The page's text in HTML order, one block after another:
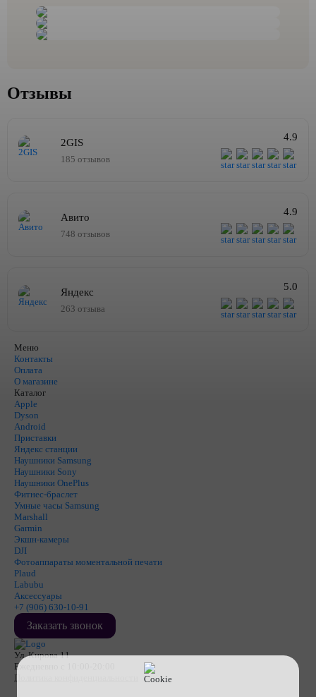
Отзывы
2GIS
185 отзывов
4.9
Авито
748 отзывов
4.9
Яндекс
263 отзыва
5.0
Меню
Контакты
Оплата
О магазине
Каталог
Apple
Dyson
Android
Приставки
Яндекс станции
Наушники Samsung
Наушники Sony
Наушники OnePlus
Фитнес-браслет
Умные часы Samsung
Marshall
Garmin
Экшн-камеры
DJI
Фотоаппараты моментальной печати
Plaud
Labubu
Аксессуары
+7 (906) 630-10-91
Заказать звонок
Ул. Кирова 11
Ежедневно с 10:00-20:00
Политика конфиденциальности